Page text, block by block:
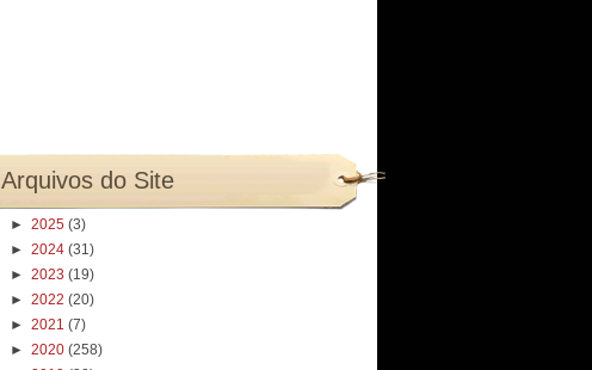
Arquivos do Site
► 2025 (3)
► 2024 (31)
► 2023 (19)
► 2022 (20)
► 2021 (7)
► 2020 (258)